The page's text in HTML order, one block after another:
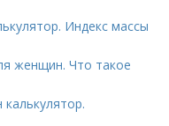
Индекс массы
женщин. Что такое